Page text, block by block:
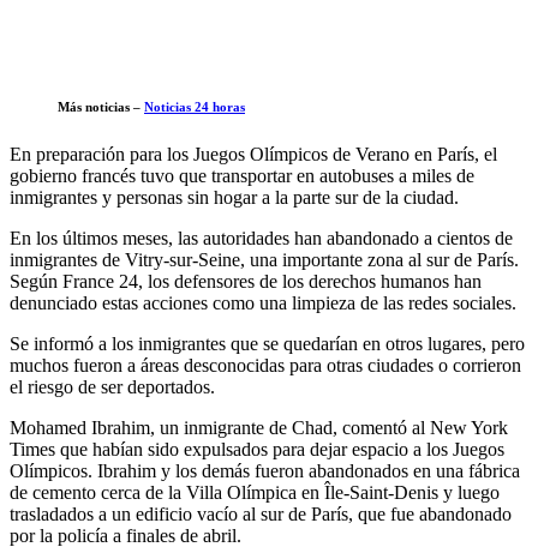
Más noticias – Noticias 24 horas
En preparación para los Juegos Olímpicos de Verano en París, el
gobierno francés tuvo que transportar en autobuses a miles de
inmigrantes y personas sin hogar a la parte sur de la ciudad.
En los últimos meses, las autoridades han abandonado a cientos de
inmigrantes de Vitry-sur-Seine, una importante zona al sur de París.
Según France 24, los defensores de los derechos humanos han
denunciado estas acciones como una limpieza de las redes sociales.
Se informó a los inmigrantes que se quedarían en otros lugares, pero
muchos fueron a áreas desconocidas para otras ciudades o corrieron
el riesgo de ser deportados.
Mohamed Ibrahim, un inmigrante de Chad, comentó al New York
Times que habían sido expulsados ​​para dejar espacio a los Juegos
Olímpicos. Ibrahim y los demás fueron abandonados en una fábrica
de cemento cerca de la Villa Olímpica en Île-Saint-Denis y luego
trasladados a un edificio vacío al sur de París, que fue abandonado
por la policía a finales de abril.